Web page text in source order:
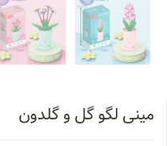
مینی لگو گل و گلدون